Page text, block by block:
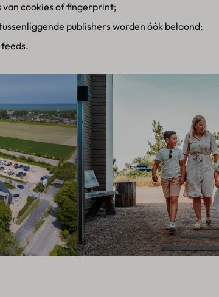
van cookies of fingerprint;
publishers worden óók beloond;